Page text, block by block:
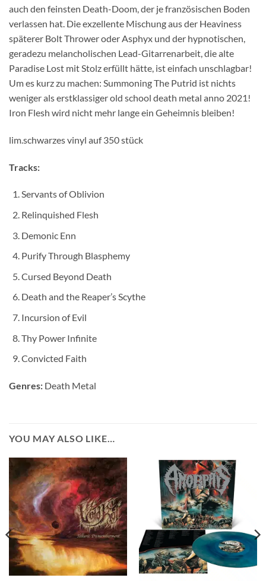
auch den feinsten Death-Doom, der je französischen Boden
verlassen hat. Die exzellente Mischung aus der Heaviness
späterer Bolt Thrower oder Asphyx und der hypnotischen,
geradezu melancholischen Lead-Gitarrenarbeit, die alte
Paradise Lost mit Stolz erfüllt hätte, ist einfach unschlagbar!
Um es kurz zu machen: Summoning The Putrid ist nichts
weniger als erstklassiger old school death metal anno 2021!
Iron Flesh wird nicht mehr lange ein Geheimnis bleiben!
lim.schwarzes vinyl auf 350 stück
Tracks:
Servants of Oblivion
Relinquished Flesh
Demonic Enn
Purify Through Blasphemy
Cursed Beyond Death
Death and the Reaper’s Scythe
Incursion of Evil
Thy Power Infinite
Convicted Faith
Genres: Death Metal
YOU MAY ALSO LIKE…